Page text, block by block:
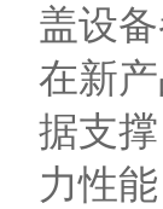
盖设
在新
据支
力性